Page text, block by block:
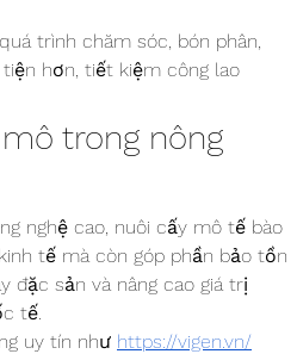
trình chăm sóc, bón phân,
hơn, tiết kiệm công lao
trong nông
nghệ cao, nuôi cấy mô tế bào
tế mà còn góp phần bảo tồn
đặc sản và nâng cao giá trị
tế.
uy tín như https://vigen.vn/